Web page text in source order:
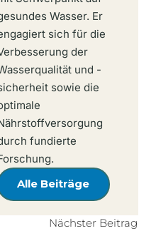
Wasser. Er
sich für die
der
und -
sowie die
fundierte
Alle Beiträge
Nächster Beitrag